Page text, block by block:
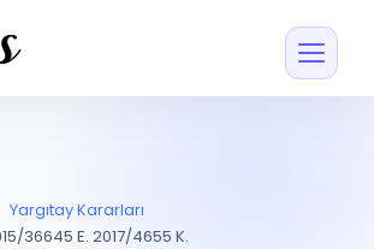
otomatik
Yargıtay Kararları
36645 E. 2017/4655 K.